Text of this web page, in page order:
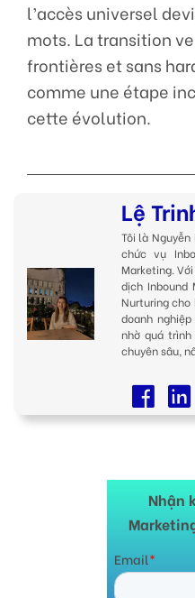
l’accès universel
mots. La transition
frontières et sans
comme une étape
cette évolution.
Lệ
Tôi là
chức vụ
Marketing.
dịch Inbound
Nurturing
doanh
nhờ quá
chuyên sâu,
Nhận